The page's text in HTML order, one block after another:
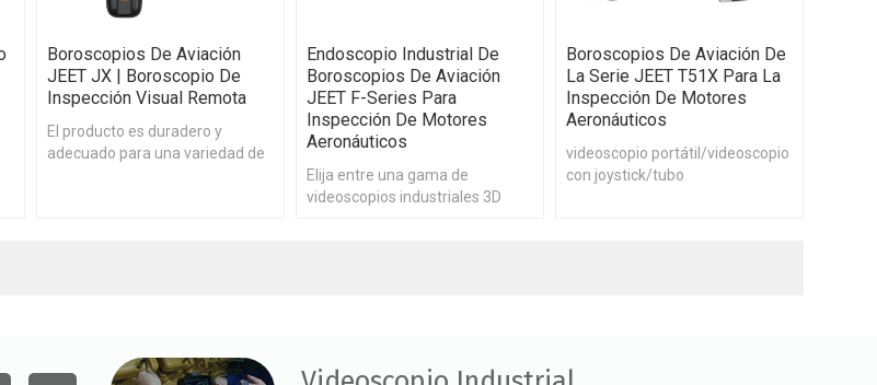
Boroscopios De Aviación
JEET JX | Boroscopio De
Inspección Visual Remota
El producto es duradero y
adecuado para una variedad de
Endoscopio Industrial De
Boroscopios De Aviación
JEET F-Series Para
Inspección De Motores
Aeronáuticos
Elija entre una gama de
videoscopios industriales 3D
Boroscopios De Aviación De
La Serie JEET T51X Para La
Inspección De Motores
Aeronáuticos
videoscopio portátil/videoscopio
con joystick/tubo